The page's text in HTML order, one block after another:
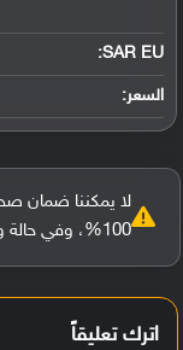
SAR EU:
السعر:
لا يمكننا ضمان
100%، وفي حالة وجود خطأ يُرجى
اترك تعليقاً